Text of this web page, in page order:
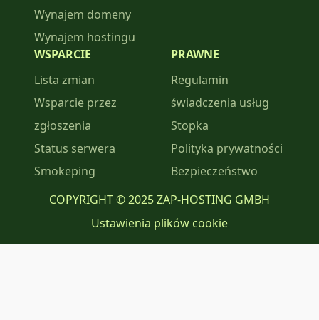
Wynajem domeny
Wynajem hostingu
WSPARCIE
Lista zmian
Wsparcie przez
zgłoszenia
Status serwera
Smokeping
PRAWNE
Regulamin
świadczenia usług
Stopka
Polityka prywatności
Bezpieczeństwo
COPYRIGHT © 2025 ZAP-HOSTING GMBH
Ustawienia plików cookie